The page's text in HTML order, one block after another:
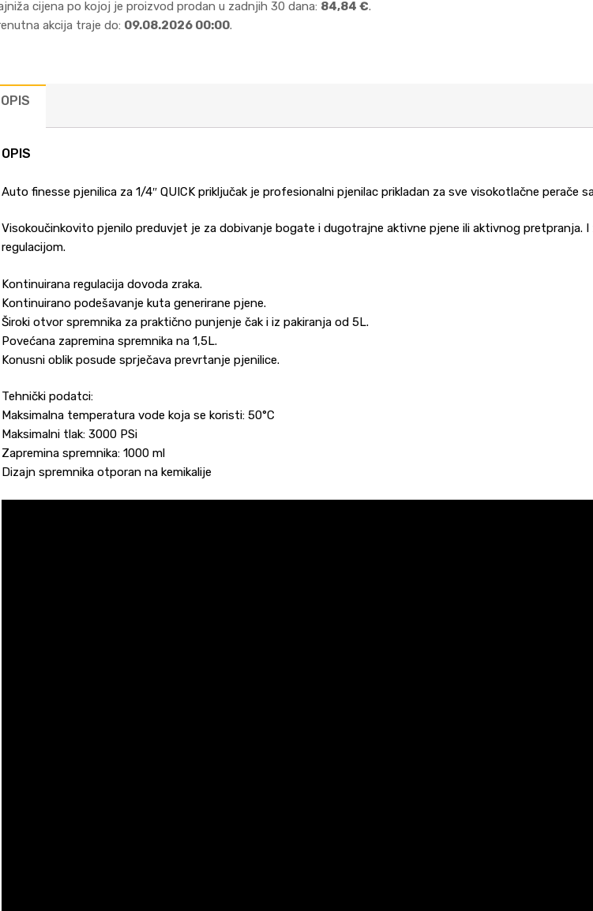
cijena po kojoj je proizvod prodan u zadnjih 30 dana: 84,84 €.
akcija traje do: 09.08.2026 00:00.
OPIS
OPIS
Auto finesse pjenilica za 1/4″ QUICK priključak je profesionalni pjenilac prikladan za sve visokotlačne perače
Visokoučinkovito pjenilo preduvjet je za dobivanje bogate i dugotrajne aktivne pjene ili aktivnog
regulacijom.
Kontinuirana regulacija dovoda zraka.
Kontinuirano podešavanje kuta generirane pjene.
Široki otvor spremnika za praktično punjenje čak i iz pakiranja od 5L.
Povećana zapremina spremnika na 1,5L.
Konusni oblik posude sprječava prevrtanje pjenilice.
Tehnički podatci:
Maksimalna temperatura vode koja se koristi: 50°C
Maksimalni tlak: 3000 PSi
Zapremina spremnika: 1000 ml
Dizajn spremnika otporan na kemikalije